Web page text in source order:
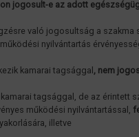
jogosult-e az adott
való jogosultság a szakma
nyilvántartás
kamarai tagsággal , nem
kamarai tagsággal, de az érintett
működési nyilvántartással,
illetve